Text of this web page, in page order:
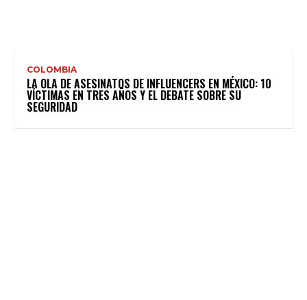
COLOMBIA
LA OLA DE ASESINATOS DE INFLUENCERS EN MÉXICO: 10
VÍCTIMAS EN TRES AÑOS Y EL DEBATE SOBRE SU
SEGURIDAD